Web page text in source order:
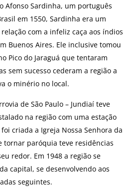
Afonso Sardinha, um português
em 1550, Sardinha era um
com a infeliz caça aos índios
Buenos Aires. Ele inclusive tomou
Pico do Jaraguá que tentaram
sem sucesso cederam a região a
o minério no local.
de São Paulo – Jundiaí teve
na região com uma estação
criada a Igreja Nossa Senhora da
tornar paróquia teve residências
redor. Em 1948 a região se
capital, se desenvolvendo aos
seguintes.